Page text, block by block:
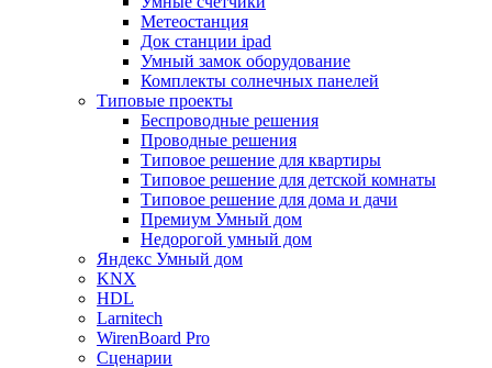
Метеостанция
Док станции ipad
Умный замок оборудование
Комплекты солнечных панелей
Типовые проекты
Беспроводные решения
Проводные решения
Типовое решение для квартиры
Типовое решение для детской комнаты
Типовое решение для дома и дачи
Премиум Умный дом
Недорогой умный дом
Яндекс Умный дом
KNX
HDL
Larnitech
WirenBoard Pro
Сценарии